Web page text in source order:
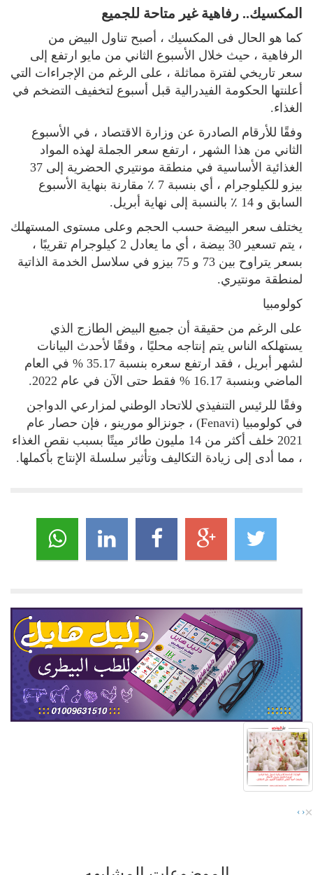
المكسيك.. رفاهية غير متاحة للجميع
كما هو الحال فى المكسيك ، أصبح تناول البيض من
الرفاهية ، حيث خلال الأسبوع الثاني من مايو ارتفع إلى
سعر تاريخي لفترة مماثلة ، على الرغم من الإجراءات التي
أعلنتها الحكومة الفيدرالية قبل أسبوع لتخفيف التضخم في
الغذاء.
وفقًا للأرقام الصادرة عن وزارة الاقتصاد ، في الأسبوع
الثاني من هذا الشهر ، ارتفع سعر الجملة لهذه المواد
الغذائية الأساسية في منطقة مونتيري الحضرية إلى 37
بيزو للكيلوجرام ، أي بنسبة 7 ٪ مقارنة بنهاية الأسبوع
السابق و 14 ٪ بالنسبة إلى نهاية أبريل.
يختلف سعر البيضة حسب الحجم وعلى مستوى المستهلك
، يتم تسعير 30 بيضة ، أي ما يعادل 2 كيلوجرام تقريبًا ،
بسعر يتراوح بين 73 و 75 بيزو في سلاسل الخدمة الذاتية
لمنطقة مونتيري.
كولومبيا
على الرغم من حقيقة أن جميع البيض الطازج الذي
يستهلكه الناس يتم إنتاجه محليًا ، وفقًا لأحدث البيانات
لشهر أبريل ، فقد ارتفع سعره بنسبة 35.17 % في العام
الماضي وبنسبة 16.17 % فقط حتى الآن في عام 2022.
وفقًا للرئيس التنفيذي للاتحاد الوطني لمزارعي الدواجن
في كولومبيا (Fenavi) ، جونزالو مورينو ، فإن حصار عام
2021 خلف أكثر من 14 مليون طائر ميتًا بسبب نقص الغذاء
، مما أدى إلى زيادة التكاليف وتأثير سلسلة الإنتاج بأكملها.
‹
› ×